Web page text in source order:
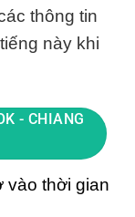
thông tin
này khi
- CHIANG
vào thời gian